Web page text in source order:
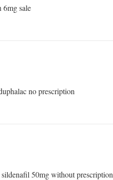
6mg sale
no prescription
50mg without prescription